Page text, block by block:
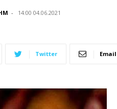
- 14:00 04.06.2021
Twitter Email